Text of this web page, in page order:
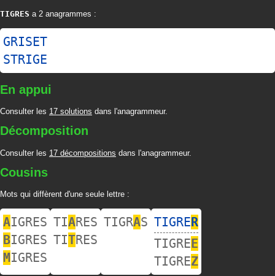
TIGRES a 2 anagrammes :
GRISET
STRIGE
En appui
Consulter les 17 solutions dans l'anagrammeur.
Décomposition
Consulter les 17 décompositions dans l'anagrammeur.
Cousins
Mots qui diffèrent d'une seule lettre :
AIGRES
BIGRES
MIGRES
TIARES
TITRES
TIGRAS TIGRER
TIGREE
TIGREZ